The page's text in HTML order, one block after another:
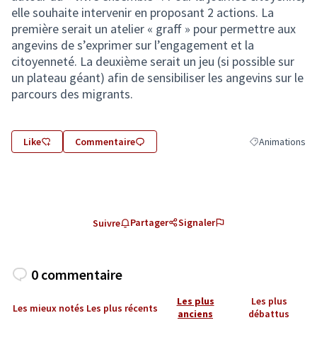
elle souhaite intervenir en proposant 2 actions. La
première serait un atelier « graff » pour permettre aux
angevins de s’exprimer sur l’engagement et la
citoyenneté. La deuxième serait un jeu (si possible sur
un plateau géant) afin de sensibiliser les angevins sur le
parcours des migrants.
Like Commentaire Filtrer les
Animations
Suivre Partager Signaler
0 commentaire
Les mieux notés Les plus récents
Les plus
anciens
Les plus
débattus